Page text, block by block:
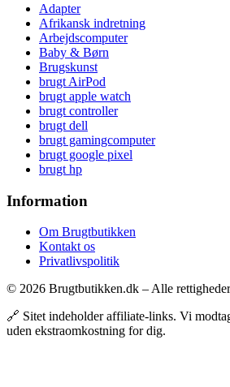
Adapter
Afrikansk indretning
Arbejdscomputer
Baby & Børn
Brugskunst
brugt AirPod
brugt apple watch
brugt controller
brugt dell
brugt gamingcomputer
brugt google pixel
brugt hp
Information
Om Brugtbutikken
Kontakt os
Privatlivspolitik
© 2026 Brugtbutikken.dk – Alle
🔗 Sitet indeholder affiliate-links. Vi
uden ekstraomkostning for dig.